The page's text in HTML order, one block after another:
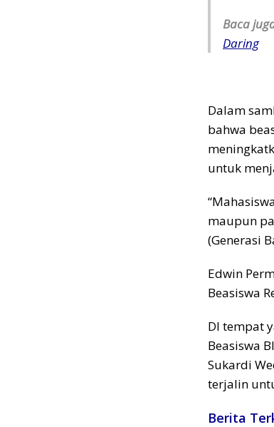
Baca
Daring
Dalam
bahwa
untuk
maupun
(Generasi
Edwin
Beasiswa
DI tempat
Beasiswa
Sukardi
terjalin
Berita